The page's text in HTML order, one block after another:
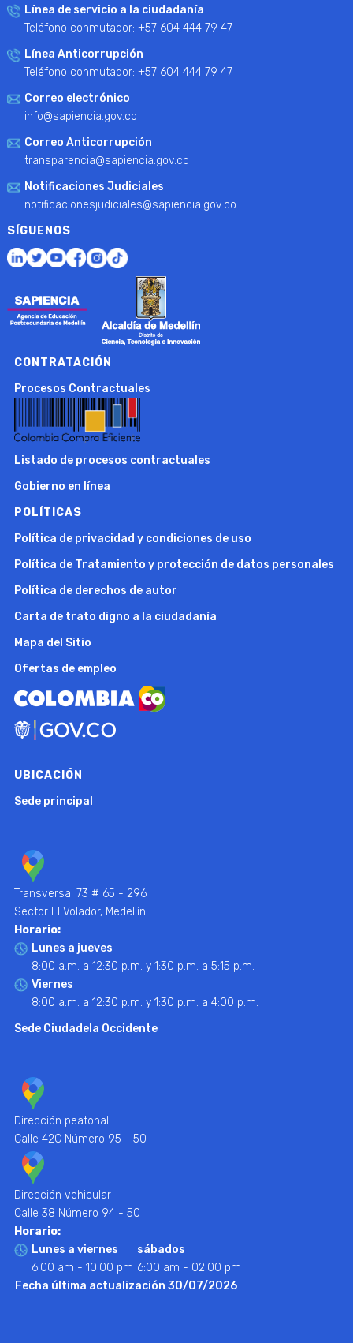
Línea de servicio a la ciudadanía
Teléfono conmutador: +57 604 444 79 47
Línea Anticorrupción
Teléfono conmutador: +57 604 444 79 47
Correo electrónico
info@sapiencia.gov.co
Correo Anticorrupción
transparencia@sapiencia.gov.co
Notificaciones Judiciales
notificacionesjudiciales@sapiencia.gov.co
SÍGUENOS
CONTRATACIÓN
Procesos Contractuales
Listado de procesos contractuales
Gobierno en línea
POLÍTICAS
Política de privacidad y condiciones de uso
Política de Tratamiento y protección de datos personales
Política de derechos de autor
Carta de trato digno a la ciudadanía
Mapa del Sitio
Ofertas de empleo
UBICACIÓN
Sede principal
Transversal 73 # 65 - 296
Sector El Volador, Medellín
Horario:
Lunes a jueves
8:00 a.m. a 12:30 p.m. y 1:30 p.m. a 5:15 p.m.
Viernes
8:00 a.m. a 12:30 p.m. y 1:30 p.m. a 4:00 p.m.
Sede Ciudadela Occidente
Dirección peatonal
Calle 42C Número 95 - 50
Dirección vehicular
Calle 38 Número 94 - 50
Horario:
Lunes a viernes
6:00 am - 10:00 pm
sábados
6:00 am - 02:00 pm
Fecha última actualización 30/07/2026